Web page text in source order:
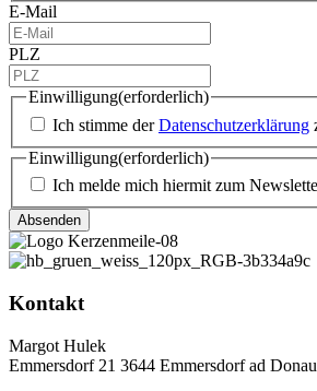
E-Mail
PLZ
Einwilligung(erforderlich)
Ich stimme derDatenschutzerklärung
Einwilligung(erforderlich)
Ich melde mich hiermit zum
Kontakt
Margot Hulek
Emmersdorf 21 3644 Emmersdorf ad Donau